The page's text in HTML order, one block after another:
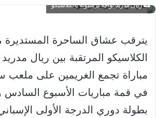
إلكترونيا
ريال مدريد يواجه برشلونة بالكلاسيكو
يترقب عشاق الساحرة المستديرة
الكلاسيكو المرتقبة بين ريال
مباراة تجمع الغريمين على ملعب
في قمة مباريات الأسبوع
بطولة دوري الدرجة الأولى